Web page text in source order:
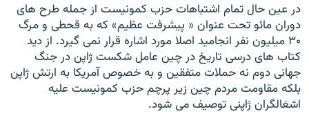
در عین حال تمام اشتباهات حزب کمونیست از جمله طرح های
دوران مائو تحت عنوان « پیشرفت عظیم» که به قحطی و مرگ
۳۰ میلیون نفر انجامید اصلا مورد اشاره قرار نمی گیرد. از دید
کتاب های درسی تاریخ در چین عامل شکست ژاپن در جنگ
جهانی دوم نه حملات متفقین و به خصوص آمریکا به ارتش ژاپن
بلکه مقاومت مردم چین زیر پرچم حزب کمونیست علیه
اشغالگران ژاپنی توصیف می شود.